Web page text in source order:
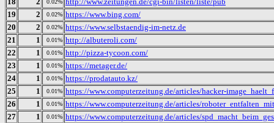
0.02%
19
2 0.02% https://www.bing.com/
20
2 0.02% https://www.selbstaendig-im-netz.de
21
1 0.01% http://albuteroli.com/
22
1 0.01% http://pizza-tycoon.com/
23
1 0.01% https://metager.de/
24
1 0.01% https://prodatauto.kz/
25
1 0.01% https://www.computerzeitung.de/articles/hacker-
26
1 0.01% https://www.computerzeitung.de/articles/
27
1 0.01% https://www.computerzeitung.de/articles/